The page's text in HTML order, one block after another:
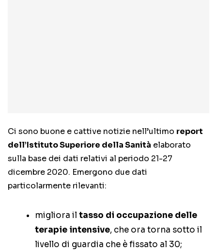
Ci sono buone e cattive notizie nell’ultimo report
dell’Istituto Superiore della Sanità elaborato
sulla base dei dati relativi al periodo 21-27
dicembre 2020. Emergono due dati
particolarmente rilevanti:
migliora il tasso di occupazione delle
terapie intensive, che ora torna sotto il
livello di guardia che è fissato al 30;